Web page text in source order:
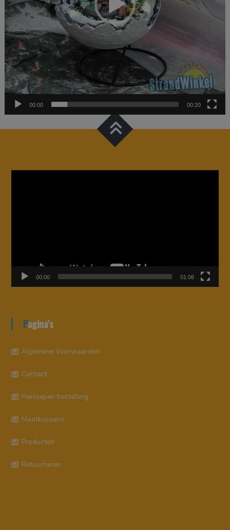
00:00 00:20
00:00 01:08
Pagina’s
Algemene Voorwaarden
Contact
Herroepen bestelling
Maatkussens
Producten
Retourneren